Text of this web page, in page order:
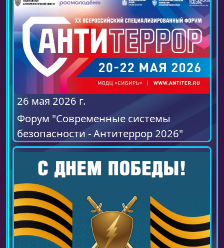
26 мая 2026 г.
Форум "Современные системы
безопасности - Антитеррор 2026"